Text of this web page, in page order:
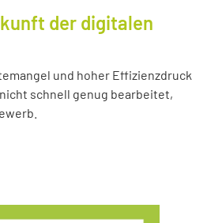
der digitalen
und hoher Effizienzdruck
schnell genug bearbeitet,